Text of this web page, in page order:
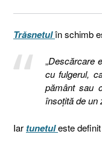
Trăsnetulîn schimb
„Descărcare
cu fulgerul,
pământ sau
însoțită de un
Iar tunetuleste